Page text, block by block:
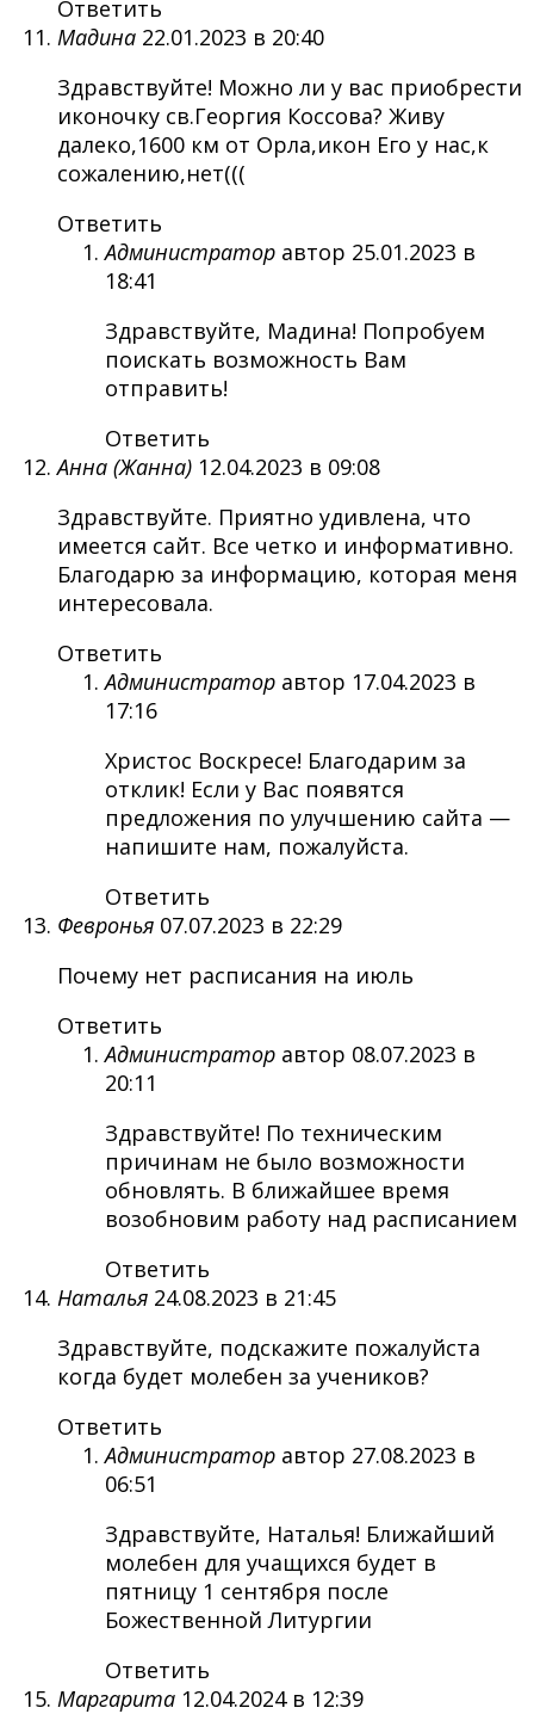
Ответить
Мадина 22.01.2023 в 20:40
Здравствуйте! Можно ли у вас приобрести
иконочку св.Георгия Коссова? Живу
далеко,1600 км от Орла,икон Его у нас,к
сожалению,нет(((
Ответить
Администратор автор 25.01.2023 в
18:41
Здравствуйте, Мадина! Попробуем
поискать возможность Вам
отправить!
Ответить
Анна (Жанна) 12.04.2023 в 09:08
Здравствуйте. Приятно удивлена, что
имеется сайт. Все четко и информативно.
Благодарю за информацию, которая меня
интересовала.
Ответить
Администратор автор 17.04.2023 в
17:16
Христос Воскресе! Благодарим за
отклик! Если у Вас появятся
предложения по улучшению сайта —
напишите нам, пожалуйста.
Ответить
Февронья 07.07.2023 в 22:29
Почему нет расписания на июль
Ответить
Администратор автор 08.07.2023 в
20:11
Здравствуйте! По техническим
причинам не было возможности
обновлять. В ближайшее время
возобновим работу над расписанием
Ответить
Наталья 24.08.2023 в 21:45
Здравствуйте, подскажите пожалуйста
когда будет молебен за учеников?
Ответить
Администратор автор 27.08.2023 в
06:51
Здравствуйте, Наталья! Ближайший
молебен для учащихся будет в
пятницу 1 сентября после
Божественной Литургии
Ответить
Маргарита 12.04.2024 в 12:39